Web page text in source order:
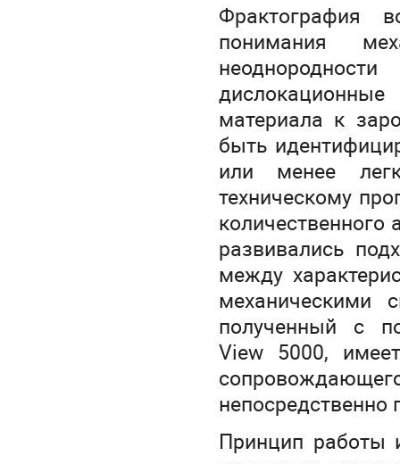
Фрактография
понимания
материала к
быть
или менее
техническому
развивались
между
механическими
полученный с
View 5000,
непосредственно
Принцип работы